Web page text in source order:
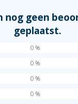
nog geen
geplaatst.
0 %
0 %
0 %
0 %